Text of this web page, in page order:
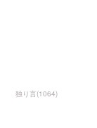
独り言(1064)